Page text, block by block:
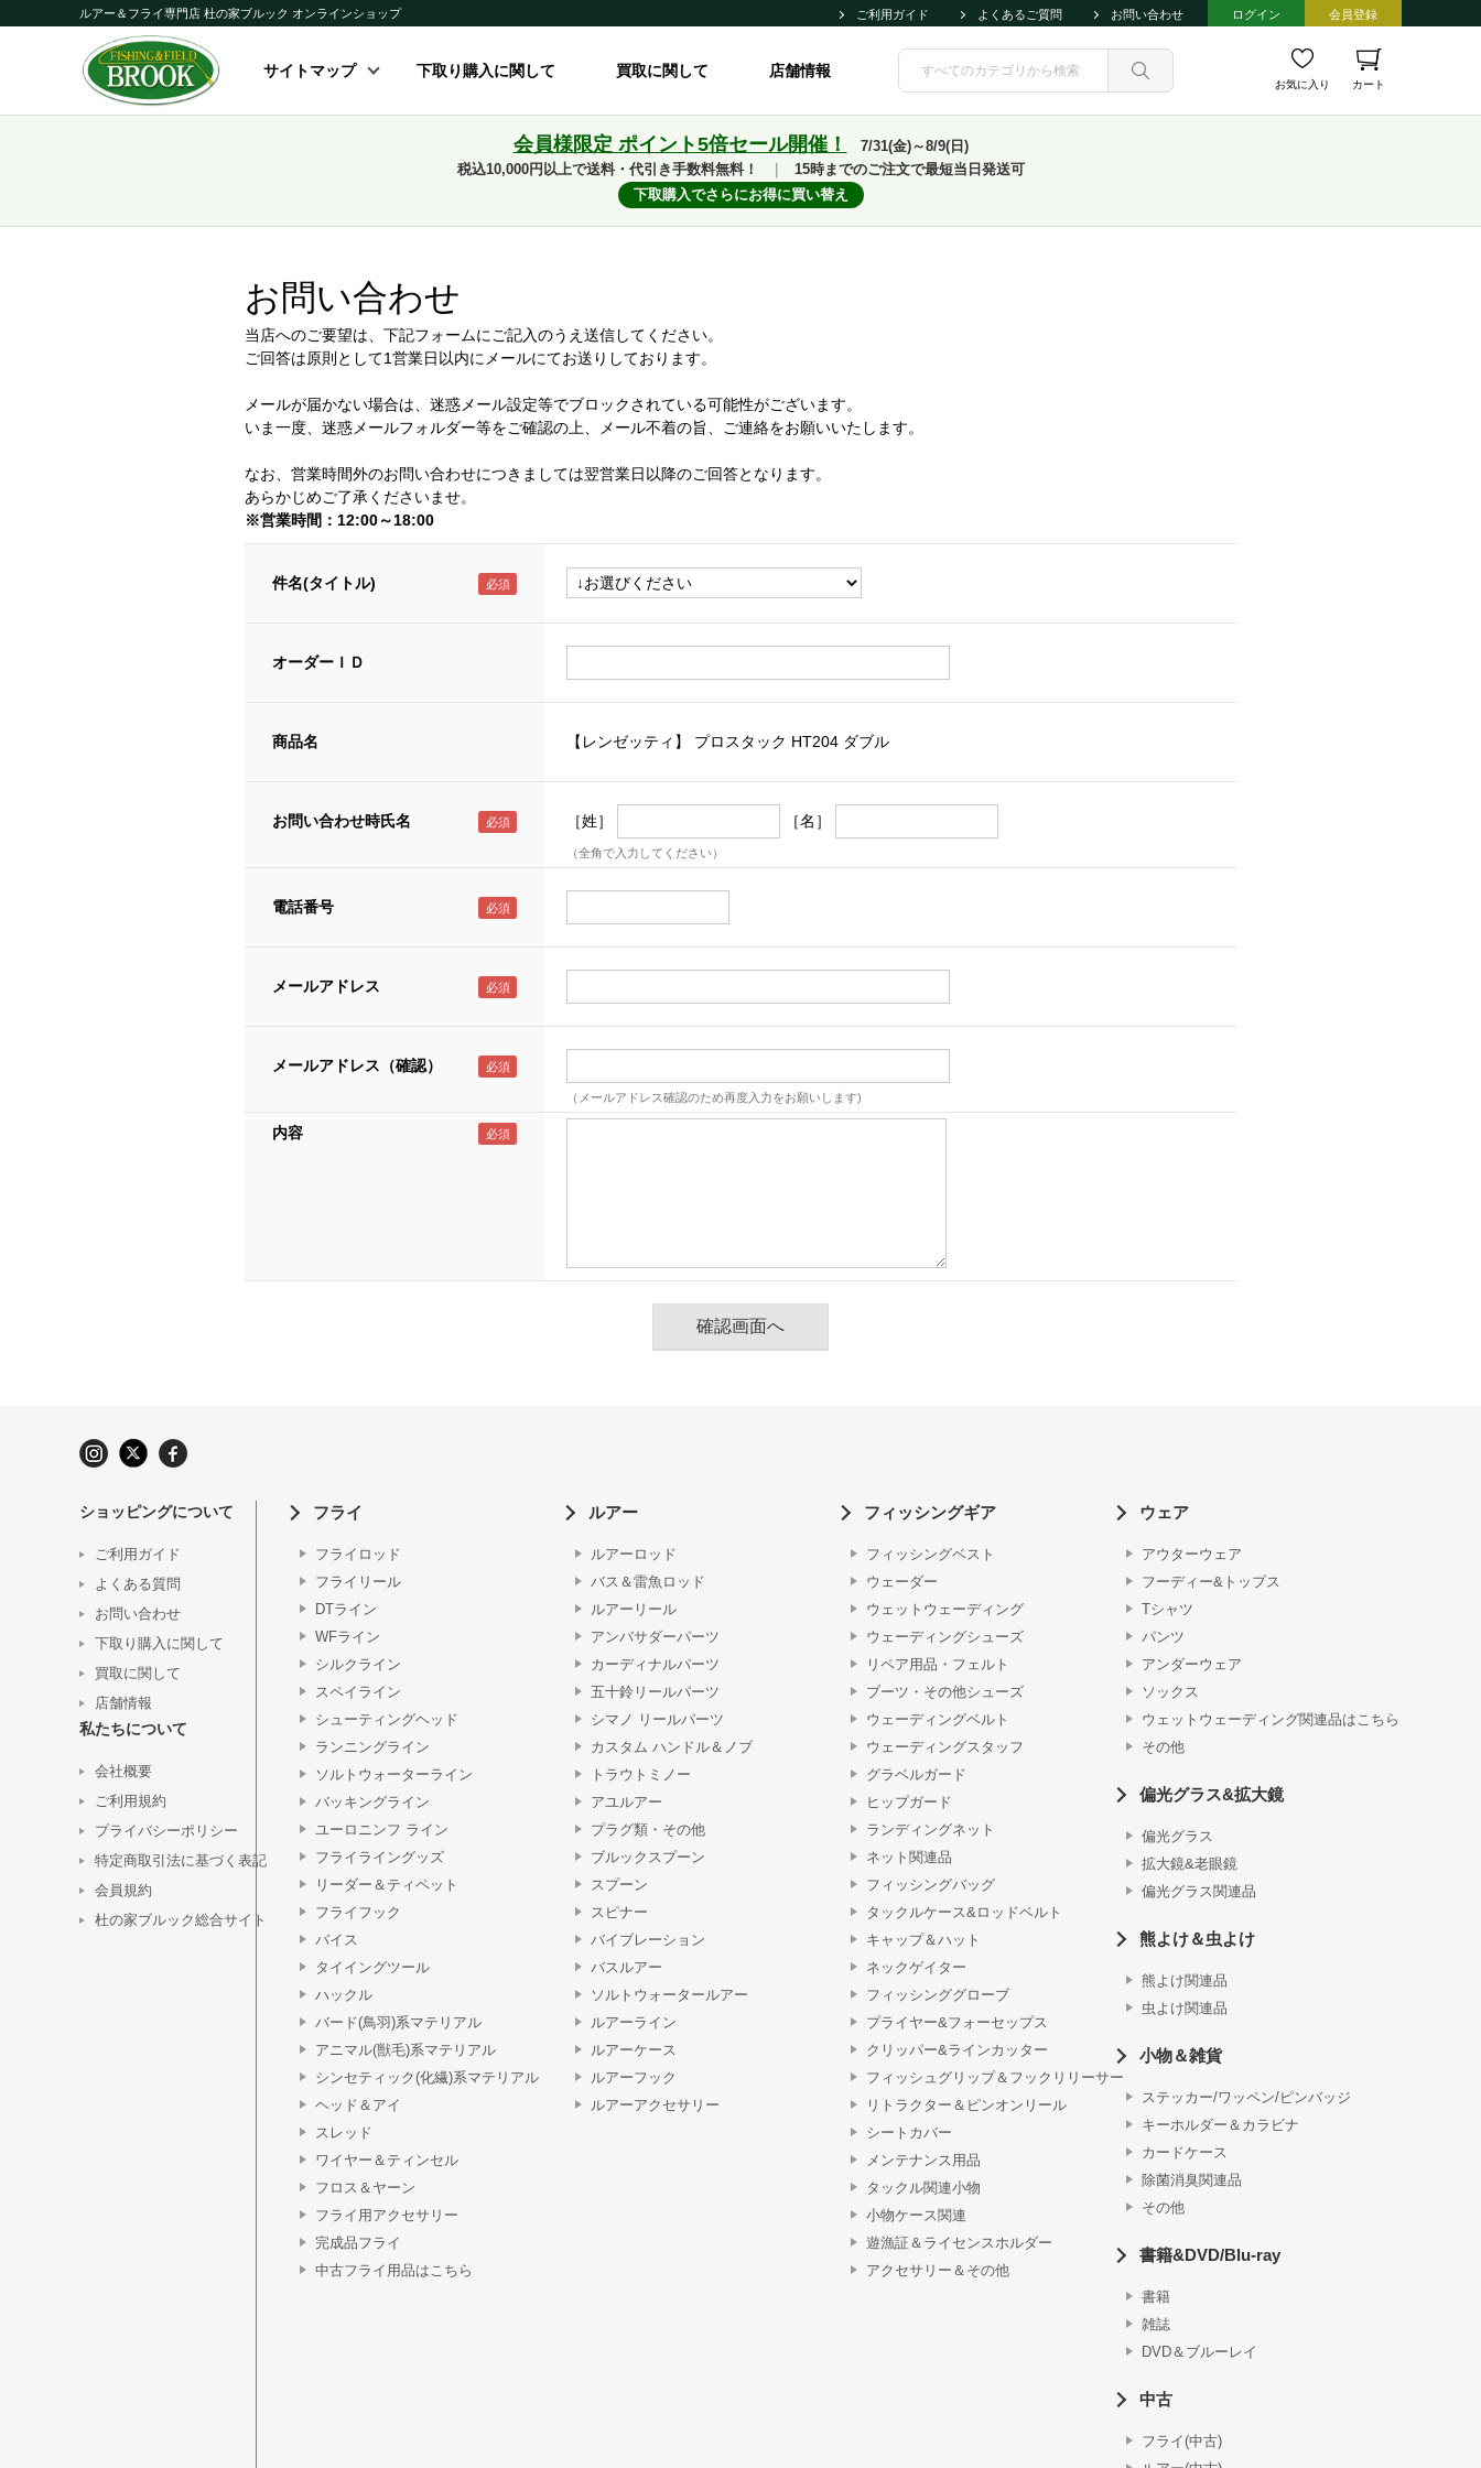
ルアー＆フライ専門店 杜の家ブルック オンラインショップ ご利用ガイド よくあるご質問 お問い合わせ ログイン 会員登録
サイトマップ 下取り購入に関して 買取に関して 店舗情報
お気に入り カート
会員様限定 ポイント5倍セール開催！
7/31(金)～8/9(日)
税込10,000円以上で送料・代引き手数料無料！
15時までのご注文で最短当日発送可
下取購入でさらにお得に買い替え
お問い合わせ
当店へのご要望は、下記フォームにご記入のうえ送信してください。
ご回答は原則として1営業日以内にメールにてお送りしております。
メールが届かない場合は、迷惑メール設定等でブロックされている可能性がございます。
いま一度、迷惑メールフォルダー等をご確認の上、メール不着の旨、ご連絡をお願いいたします。
なお、営業時間外のお問い合わせにつきましては翌営業日以降のご回答となります。
あらかじめご了承くださいませ。
※営業時間：12:00～18:00
件名(タイトル)
オーダーＩＤ
商品名 【レンゼッティ】 プロスタック HT204 ダブル
お問い合わせ時氏名 ［姓］ ［名］
（全角で入力してください）
電話番号
メールアドレス
メールアドレス（確認）
（メールアドレス確認のため再度入力をお願いします)
内容
ショッピングについて
ご利用ガイド
よくある質問
お問い合わせ
下取り購入に関して
買取に関して
店舗情報
私たちについて
会社概要
ご利用規約
プライバシーポリシー
特定商取引法に基づく表記
会員規約
杜の家ブルック総合サイト
フライ
フライロッド
フライリール
DTライン
WFライン
シルクライン
スペイライン
シューティングヘッド
ランニングライン
ソルトウォーターライン
バッキングライン
ユーロニンフ ライン
フライライングッズ
リーダー＆ティペット
フライフック
バイス
タイイングツール
ハックル
バード(鳥羽)系マテリアル
アニマル(獣毛)系マテリアル
シンセティック(化繊)系マテリアル
ヘッド＆アイ
スレッド
ワイヤー＆ティンセル
フロス＆ヤーン
フライ用アクセサリー
完成品フライ
中古フライ用品はこちら
ルアー
ルアーロッド
バス＆雷魚ロッド
ルアーリール
アンバサダーパーツ
カーディナルパーツ
五十鈴リールパーツ
シマノ リールパーツ
カスタム ハンドル＆ノブ
トラウトミノー
アユルアー
プラグ類・その他
ブルックスプーン
スプーン
スピナー
バイブレーション
バスルアー
ソルトウォータールアー
ルアーライン
ルアーケース
ルアーフック
ルアーアクセサリー
フィッシングギア
フィッシングベスト
ウェーダー
ウェットウェーディング
ウェーディングシューズ
リペア用品・フェルト
ブーツ・その他シューズ
ウェーディングベルト
ウェーディングスタッフ
グラベルガード
ヒップガード
ランディングネット
ネット関連品
フィッシングバッグ
タックルケース&ロッドベルト
キャップ＆ハット
ネックゲイター
フィッシンググローブ
プライヤー&フォーセップス
クリッパー&ラインカッター
フィッシュグリップ＆フックリリーサー
リトラクター＆ピンオンリール
シートカバー
メンテナンス用品
タックル関連小物
小物ケース関連
遊漁証＆ライセンスホルダー
アクセサリー＆その他
ウェア
アウターウェア
フーディー&トップス
Tシャツ
パンツ
アンダーウェア
ソックス
ウェットウェーディング関連品はこちら
その他
偏光グラス&拡大鏡
偏光グラス
拡大鏡&老眼鏡
偏光グラス関連品
熊よけ＆虫よけ
熊よけ関連品
虫よけ関連品
小物＆雑貨
ステッカー/ワッペン/ピンバッジ
キーホルダー＆カラビナ
カードケース
除菌消臭関連品
その他
書籍&DVD/Blu-ray
書籍
雑誌
DVD＆ブルーレイ
中古
フライ(中古)